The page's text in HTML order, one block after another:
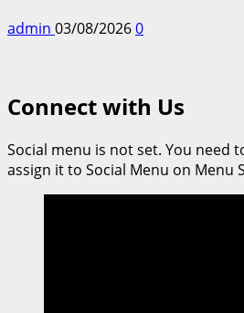
admin 03/08/20260
Connect with Us
Social menu is not set. You need
assign it to Social Menu on Menu